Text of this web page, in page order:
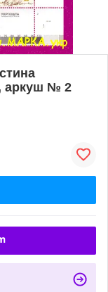
аркуш № 2